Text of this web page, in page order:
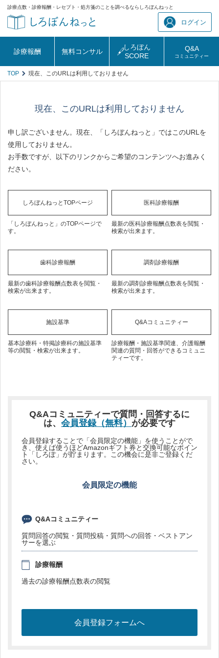
診療点数・診療報酬・レセプト・処方箋のことを調べるならしろぼんねっと
ログイン
診療報酬 無料コンサル
しろぼん
SCORE
Q&A
コミュニティー
TOP 現在、このURLは利用しておりません
現在、このURLは利用しておりません
申し訳ございません。現在、「しろぼんねっと」ではこのURLを
使用しておりません。
お手数ですが、以下のリンクからご希望のコンテンツへお進みく
ださい。
しろぼんねっとTOPページ
「しろぼんねっと」のTOPページで
す。
医科診療報酬
最新の医科診療報酬点数表を閲覧・
検索が出来ます。
歯科診療報酬
最新の歯科診療報酬点数表を閲覧・
検索が出来ます。
調剤診療報酬
最新の調剤診療報酬点数表を閲覧・
検索が出来ます。
施設基準
基本診療科・特掲診療科の施設基準
等の閲覧・検索が出来ます。
Q&Aコミュニティー
診療報酬・施設基準関連、介護報酬
関連の質問・回答ができるコミュニ
ティーです。
Q&Aコミュニティーで質問・回答するに
は、 会員登録（無料） が必要です
会員登録することで「会員限定の機能」を使うことがで
き、使えば使うほどAmazonギフト券と交換可能なポイン
ト「しろぽ」が貯まります。この機会に是非ご登録くだ
さい。
会員限定の機能
Q&Aコミュニティー
質問回答の閲覧・質問投稿・質問への回答・ベストアン
サーを選ぶ
診療報酬
過去の診療報酬点数表の閲覧
会員登録フォームへ